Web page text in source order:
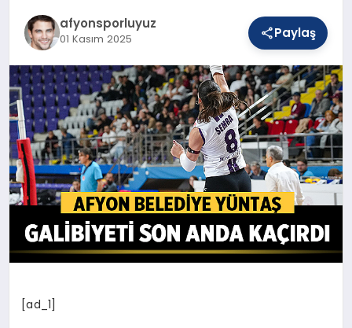
BASKETBOL
afyonsporluyuz
01 Kasım 2025 Paylaş
[ad_1]